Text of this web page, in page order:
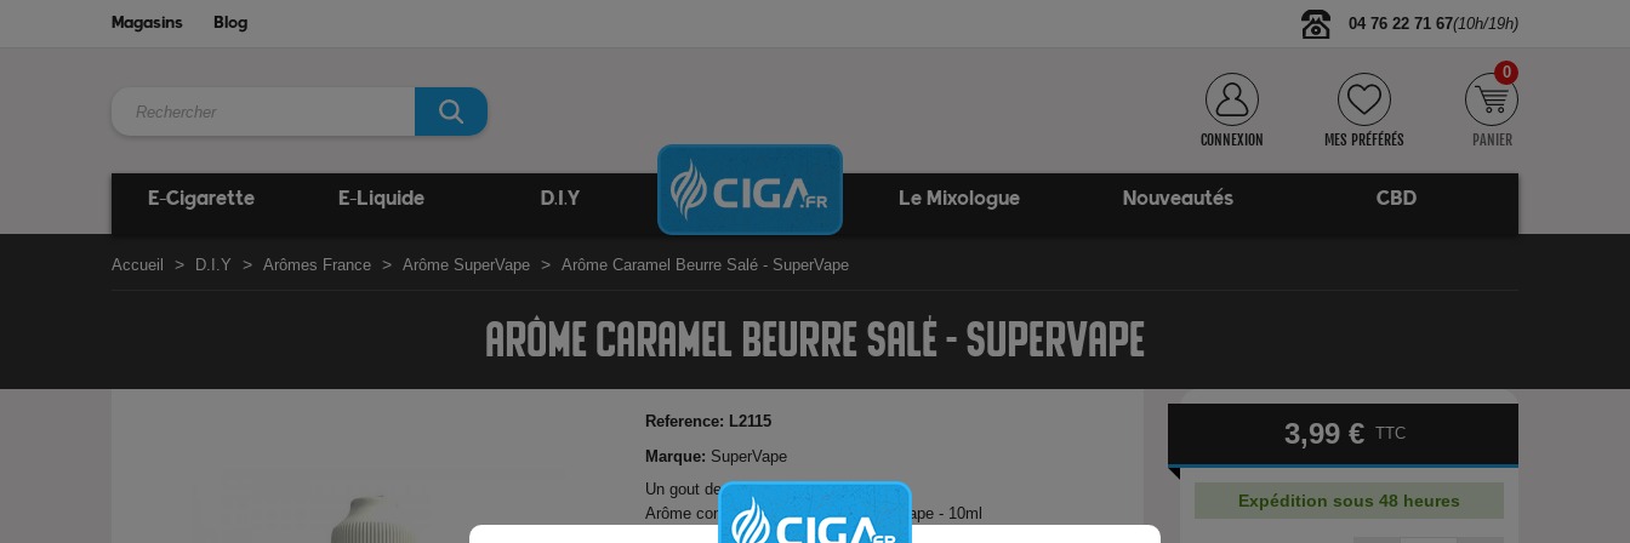
Magasins Blog 04 76 22 71 67(10h/19h)
CONNEXION MES PRÉFÉRÉS PANIER
0
E-Cigarette E-Liquide D.I.Y Le Mixologue Nouveautés CBD
Accueil D.I.Y Arômes France Arôme SuperVape Arôme Caramel Beurre Salé - SuperVape
ARÔME CARAMEL BEURRE SALÉ - SUPERVAPE
Reference: L2115
Marque: SuperVape
Un gout de caramel au beurre salé
Arôme concentré français par SuperVape - 10ml
30 gouttes pour 10ml
3,99 € TTC
Expédition sous 48 heures